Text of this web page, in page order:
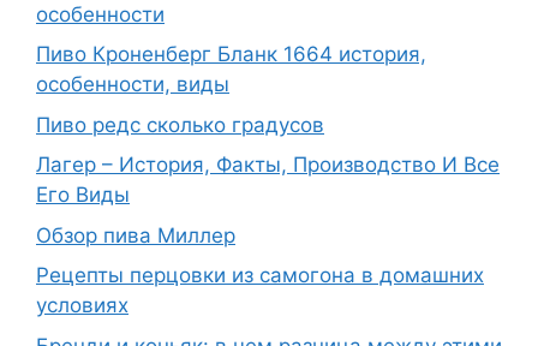
особенности
Пиво Кроненберг Бланк 1664 история,
особенности, виды
Пиво редс сколько градусов
Лагер – История, Факты, Производство И Все
Его Виды
Обзор пива Миллер
Рецепты перцовки из самогона в домашних
условиях